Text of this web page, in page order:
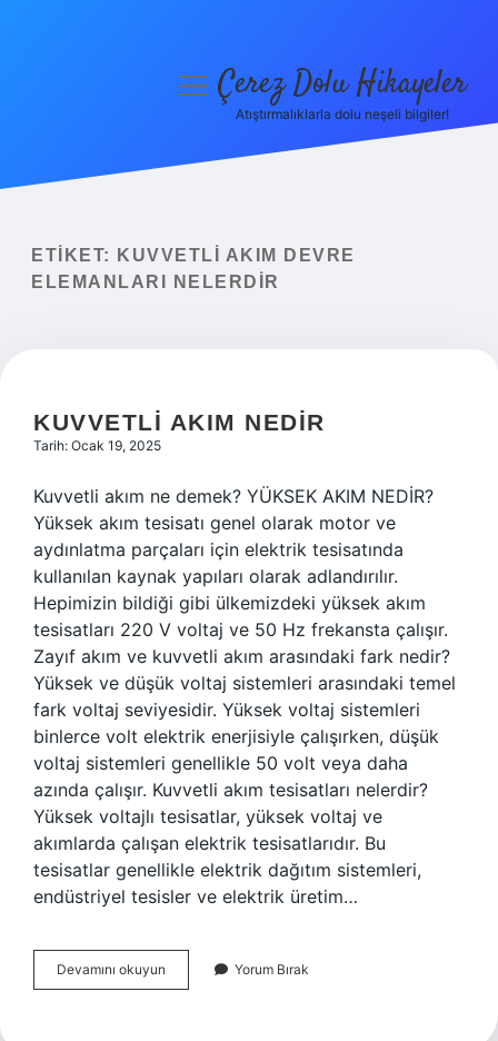
Yasal Uyarı
menüyüÇerez Dolu Hikayeler
Atıştırmalıklarla dolu neşeli bilgiler!
ETIKET:
KUVVETLI AKIM DEVRE
ELEMANLARI NELERDIR
KUVVETLI AKIM NEDIR
Tarih: Ocak 19, 2025
Kuvvetli akım ne demek? YÜKSEK AKIM NEDİR?
Yüksek akım tesisatı genel olarak motor ve
aydınlatma parçaları için elektrik tesisatında
kullanılan kaynak yapıları olarak adlandırılır.
Hepimizin bildiği gibi ülkemizdeki yüksek akım
tesisatları 220 V voltaj ve 50 Hz frekansta çalışır.
Zayıf akım ve kuvvetli akım arasındaki fark nedir?
Yüksek ve düşük voltaj sistemleri arasındaki temel
fark voltaj seviyesidir. Yüksek voltaj sistemleri
binlerce volt elektrik enerjisiyle çalışırken, düşük
voltaj sistemleri genellikle 50 volt veya daha
azında çalışır. Kuvvetli akım tesisatları nelerdir?
Yüksek voltajlı tesisatlar, yüksek voltaj ve
akımlarda çalışan elektrik tesisatlarıdır. Bu
tesisatlar genellikle elektrik dağıtım sistemleri,
endüstriyel tesisler ve elektrik üretim…
Devamını okuyun Kuvvetli
Akım
Yorum Bırak